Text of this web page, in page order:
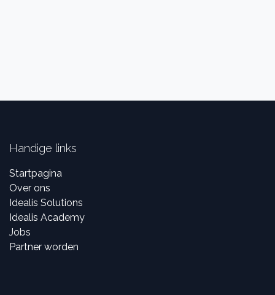
Handige links
Startpagina
Over ons
Idealis Solutions
Idealis Academy
Jobs
Partner worden